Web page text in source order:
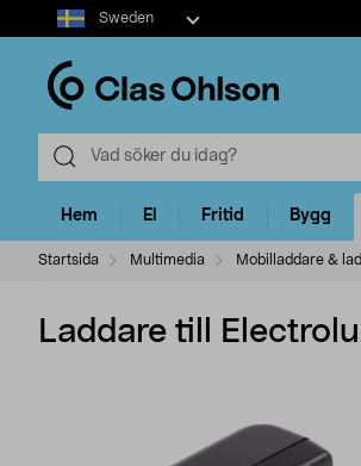
Select
market
Sweden
Hem El Fritid Bygg
Startsida Multimedia Mobilladdare &
Laddare till